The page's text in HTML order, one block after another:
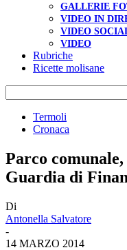
GALLERIE
VIDEO IN
VIDEO
VIDEO
Rubriche
Ricette molisane
Termoli
Cronaca
Parco
Guardia di
Di
Antonella Salvatore
-
14 MARZO 2014